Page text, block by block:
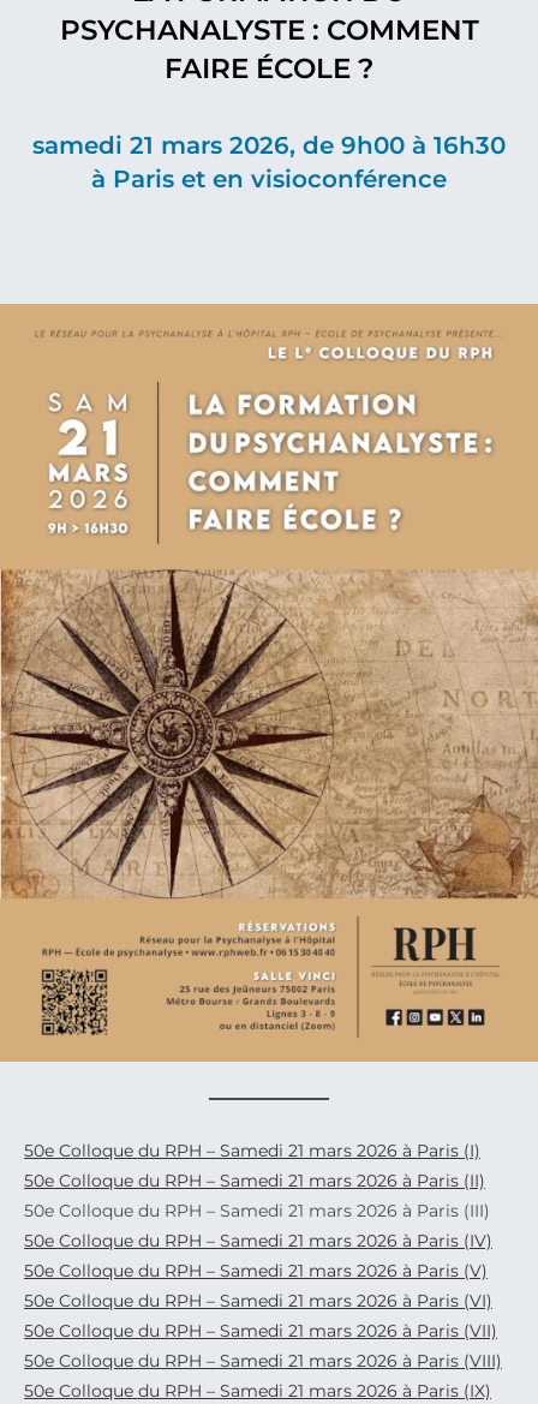
PSYCHANALYSTE : COMMENT
FAIRE ÉCOLE ?
samedi 21 mars 2026, de 9h00 à 16h30
à Paris et en visioconférence
50e Colloque du RPH – Samedi 21 mars 2026 à Paris (I)
50e Colloque du RPH – Samedi 21 mars 2026 à Paris (II)
50e Colloque du RPH – Samedi 21 mars 2026 à Paris (III)
50e Colloque du RPH – Samedi 21 mars 2026 à Paris (IV)
50e Colloque du RPH – Samedi 21 mars 2026 à Paris (V)
50e Colloque du RPH – Samedi 21 mars 2026 à Paris (VI)
50e Colloque du RPH – Samedi 21 mars 2026 à Paris (VII)
50e Colloque du RPH – Samedi 21 mars 2026 à Paris (VIII)
50e Colloque du RPH – Samedi 21 mars 2026 à Paris (IX)